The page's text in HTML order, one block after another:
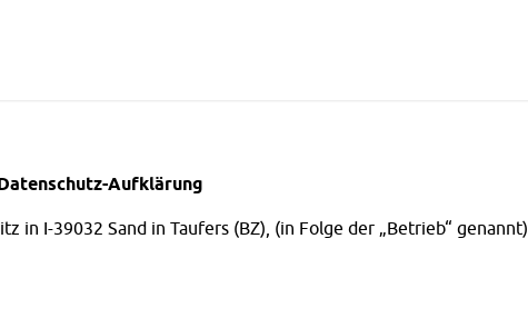
Aufklärung
in I-39032 Sand in Taufers (BZ), (in Folge der „Betrieb“ genannt)